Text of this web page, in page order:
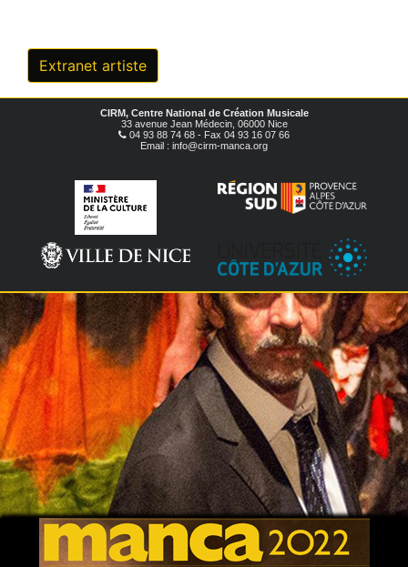
Extranet artiste
CIRM, Centre National de Création Musicale
33 avenue Jean Médecin, 06000 Nice
04 93 88 74 68 - Fax 04 93 16 07 66
Email : info@cirm-manca.org